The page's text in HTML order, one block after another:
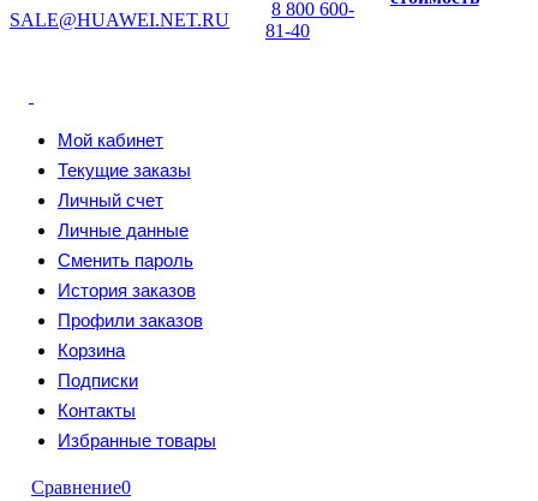
SALE@HUAWEI.NET.RU
8 800 600-
81-40
Мой кабинет
Текущие заказы
Личный счет
Личные данные
Сменить пароль
История заказов
Профили заказов
Корзина
Подписки
Контакты
Избранные товары
Сравнение0